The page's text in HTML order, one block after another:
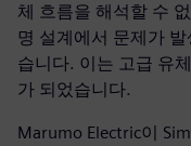
체 흐름을 해석할 수
명 설계에서 문제가
습니다. 이는 고급 유
가 되었습니다.
Marumo Electric이